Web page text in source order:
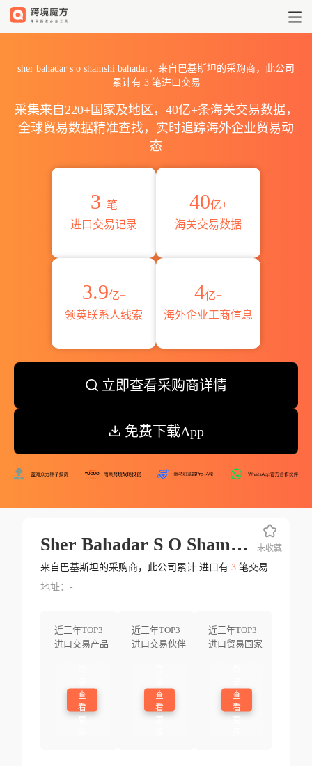
sher bahadar s o shamshi bahadar，来自巴基斯坦的采购商，此公司
累计有 3笔进口交易
采集来自220+国家及地区，40亿+条海关交易数据，
全球贸易数据精准查找，实时追踪海外企业贸易动
态
3 笔
进口交易记录
40亿+
海关交易数据
3.9亿+
领英联系人线索
4亿+
海外企业工商信息
立即查看采购商详情
免费下载App
Sher Bahadar S O Shamshi Bahadar
来自巴基斯坦的采购商，此公司累计 进口有 3笔交易
地址：-
近三年TOP3
进口交易产品
查
看
近三年TOP3
进口交易伙伴
查
看
近三年TOP3
进口贸易国家
查
看
未收藏